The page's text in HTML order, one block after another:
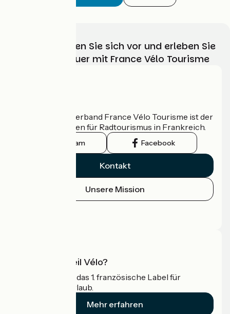
Wählen, bereiten Sie sich vor und erleben Sie
Ihr Radabenteuer mit France Vélo Tourisme
Der nationale Verband France Vélo Tourisme ist der
offizielle Leitfaden für Radtourismus in Frankreich.
Instagram Facebook
Kontakt
Unsere Mission
Was ist Accueil Vélo?
Accueil Vélo ist das 1. französische Label für
Radfahrer im Urlaub.
Mehr erfahren